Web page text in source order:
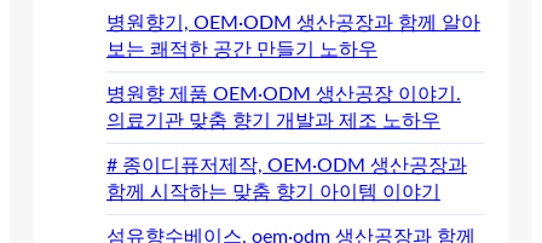
병원향기, OEM·ODM 생산공장과 함께 알아
보는 쾌적한 공간 만들기 노하우
병원향 제품 OEM·ODM 생산공장 이야기.
의료기관 맞춤 향기 개발과 제조 노하우
# 종이디퓨저제작, OEM·ODM 생산공장과
함께 시작하는 맞춤 향기 아이템 이야기
섬유향수베이스, oem·odm 생산공장과 함께